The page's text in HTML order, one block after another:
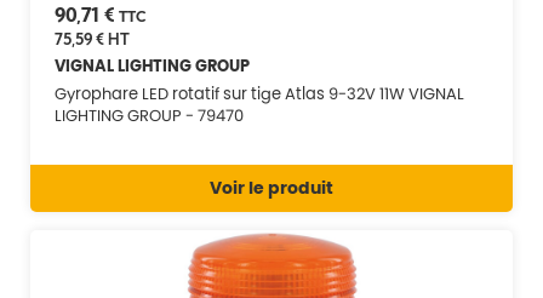
90,71 € TTC
75,59 €HT
VIGNAL LIGHTING GROUP
Gyrophare LED rotatif sur tige Atlas 9-32V 11W VIGNAL
LIGHTING GROUP - 79470
Voir le produit